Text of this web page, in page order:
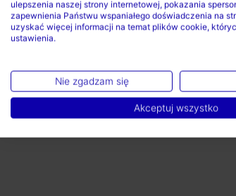
ulepszenia naszej strony internetowej, pokazania
zapewnienia Państwu wspaniałego doświadczenia na
uzyskać więcej informacji na temat plików cookie,
ustawienia.
Nie zgadzam się
Akceptuj wszystko